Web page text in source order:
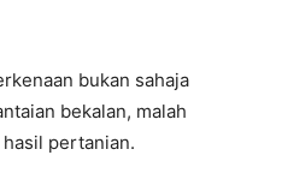
bukan sahaja
bekalan, malah
pertanian.